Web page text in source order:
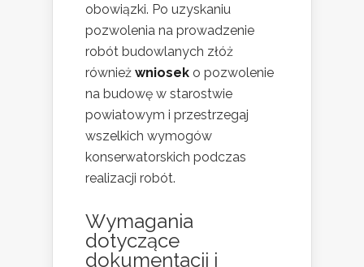
obowiązki. Po uzyskaniu
pozwolenia na prowadzenie
robót budowlanych złóż
również wniosek o pozwolenie
na budowę w starostwie
powiatowym i przestrzegaj
wszelkich wymogów
konserwatorskich podczas
realizacji robót.
Wymagania
dotyczące
dokumentacji i